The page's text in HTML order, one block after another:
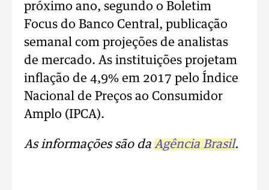
próximo ano, segundo o Boletim
Focus do Banco Central, publicação
semanal com projeções de analistas
de mercado. As instituições projetam
inflação de 4,9% em 2017 pelo Índice
Nacional de Preços ao Consumidor
Amplo (IPCA).
As informações são da Agência Brasil.